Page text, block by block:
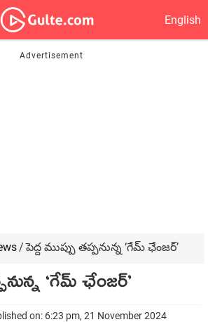
English
/ పెద్ద ముప్పు తప్పనున్న ‘గేమ్ ఛేంజర్’
‘గేమ్ ఛేంజర్’
on: 6:23 pm, 21 November 2024